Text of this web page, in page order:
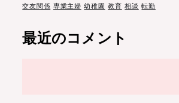
交友関係 専業主婦 幼稚園 教育 相談 転勤
最近のコメント